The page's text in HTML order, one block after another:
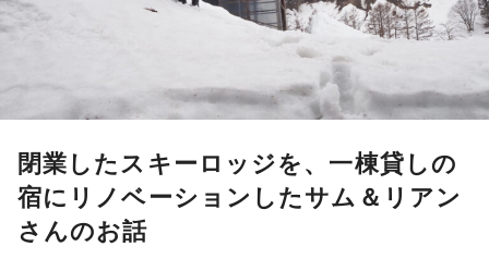
動
閉業したスキーロッジを、一棟貸しの
宿にリノベーションしたサム＆リアン
さんのお話